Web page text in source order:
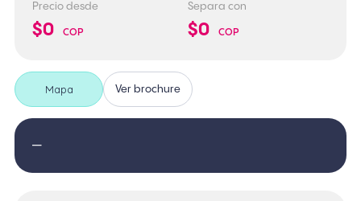
Precio desde
$0 COP
Separa con
$0 COP
Mapa Ver brochure
—